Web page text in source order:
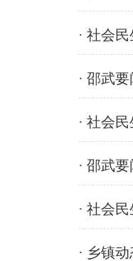
· 社会
· 邵武
· 社会
· 邵武
· 社会
· 乡镇